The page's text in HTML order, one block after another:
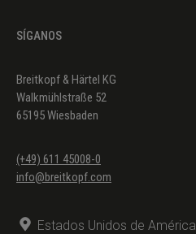
SÍGANOS
Breitkopf & Härtel KG
Walkmühlstraße 52
65195 Wiesbaden
(+49) 611 45008-0
info@breitkopf.com
Estados Unidos de América